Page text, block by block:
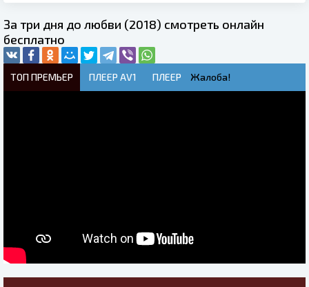
За три дня до любви (2018) смотреть онлайн
бесплатно
ТОП ПРЕМЬЕР ПЛЕЕР AV1 ПЛЕЕР Жалоба!